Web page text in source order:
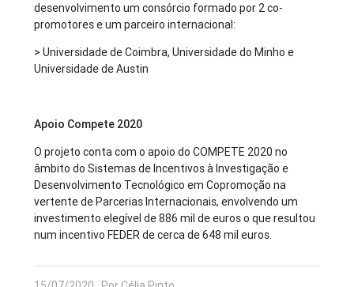
desenvolvimento um consórcio formado por 2 co-
promotores e um parceiro internacional:
> Universidade de Coimbra, Universidade do Minho e
Universidade de Austin
Apoio Compete 2020
O projeto conta com o apoio do COMPETE 2020 no
âmbito do Sistemas de Incentivos à Investigação e
Desenvolvimento Tecnológico em Copromoção na
vertente de Parcerias Internacionais, envolvendo um
investimento elegível de 886 mil de euros o que resultou
num incentivo FEDER de cerca de 648 mil euros.